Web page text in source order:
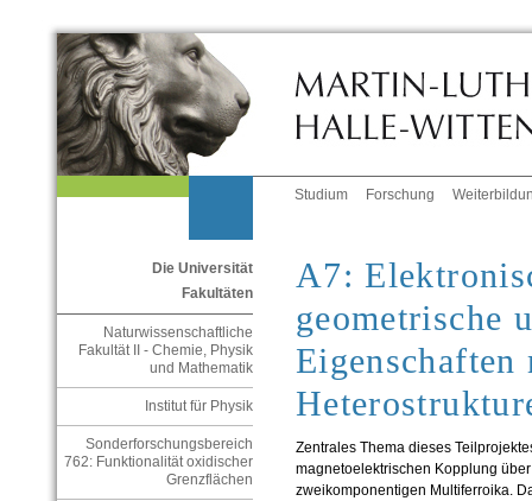
Studium Forschung
Die Universität
Fakultäten
Naturwissenschaftliche
Fakultät II - Chemie, Physik
und Mathematik
Institut für Physik
Sonderforschungsbereich
762: Funktionalität oxidischer
Grenzflächen
A7:
geometrische
Zentrales Thema dieses
magnetoelektrischen Kopplung
zweikomponentigen Multiferroika.